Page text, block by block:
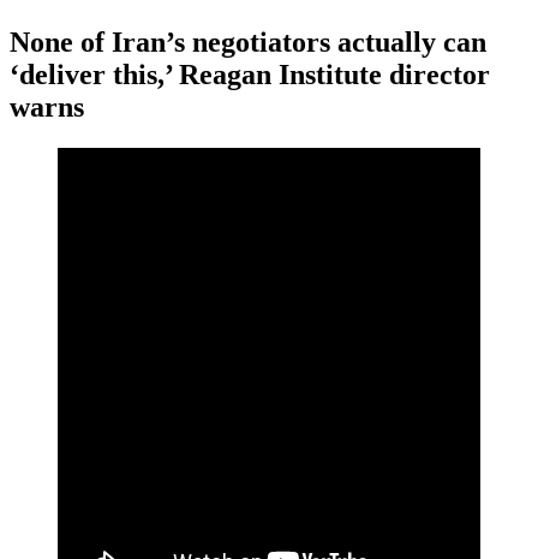
None of Iran’s negotiators actually can
‘deliver this,’ Reagan Institute director
warns